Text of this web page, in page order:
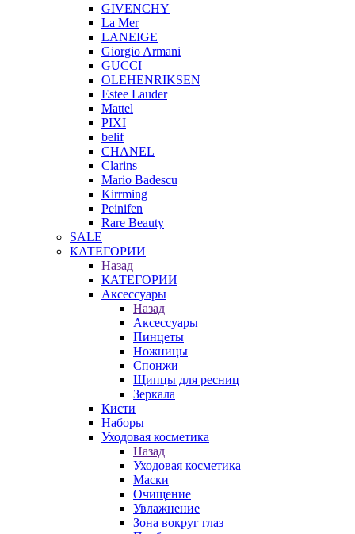
GIVENCHY
La Mer
LANEIGE
Giorgio Armani
GUCCI
OLEHENRIKSEN
Estee Lauder
Mattel
PIXI
belif
CHANEL
Clarins
Mario Badescu
Kirrming
Peinifen
Rare Beauty
SALE
КАТЕГОРИИ
Назад
КАТЕГОРИИ
Аксессуары
Назад
Аксессуары
Пинцеты
Ножницы
Спонжи
Щипцы для ресниц
Зеркала
Кисти
Наборы
Уходовая косметика
Назад
Уходовая косметика
Маски
Очищение
Увлажнение
Зона вокруг глаз